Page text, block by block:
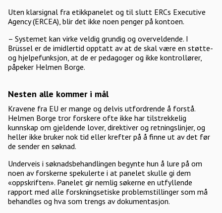
Uten klarsignal fra etikkpanelet og til slutt ERCs Executive
Agency (ERCEA), blir det ikke noen penger på kontoen.
– Systemet kan virke veldig grundig og overveldende. I
Brüssel er de imidlertid opptatt av at de skal være en støtte-
og hjelpefunksjon, at de er pedagoger og ikke kontrollører,
påpeker Helmen Borge.
Nesten alle kommer i mål
Kravene fra EU er mange og delvis utfordrende å forstå.
Helmen Borge tror forskere ofte ikke har tilstrekkelig
kunnskap om gjeldende lover, direktiver og retningslinjer, og
heller ikke bruker nok tid eller krefter på å finne ut av det før
de sender en søknad.
Underveis i søknadsbehandlingen begynte hun å lure på om
noen av forskerne spekulerte i at panelet skulle gi dem
«oppskriften». Panelet gir nemlig søkerne en utfyllende
rapport med alle forskningsetiske problemstillinger som må
behandles og hva som trengs av dokumentasjon.